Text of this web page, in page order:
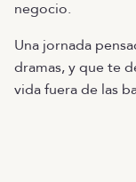
negocio.
Una jornada
dramas, y que te
vida fuera de las